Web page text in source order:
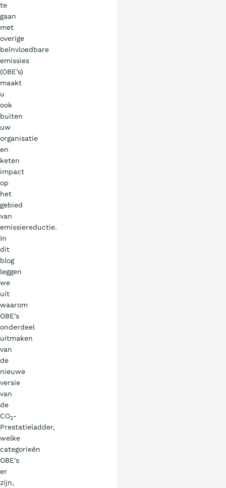
te
gaan
met
overige
beïnvloedbare
emissies
(OBE’s)
maakt
u
ook
buiten
uw
organisatie
en
keten
impact
op
het
gebied
van
emissiereductie.
In
dit
blog
leggen
we
uit
waarom
OBE’s
onderdeel
uitmaken
van
de
nieuwe
versie
van
de
CO2-
Prestatieladder,
welke
categorieën
OBE’s
er
zijn,